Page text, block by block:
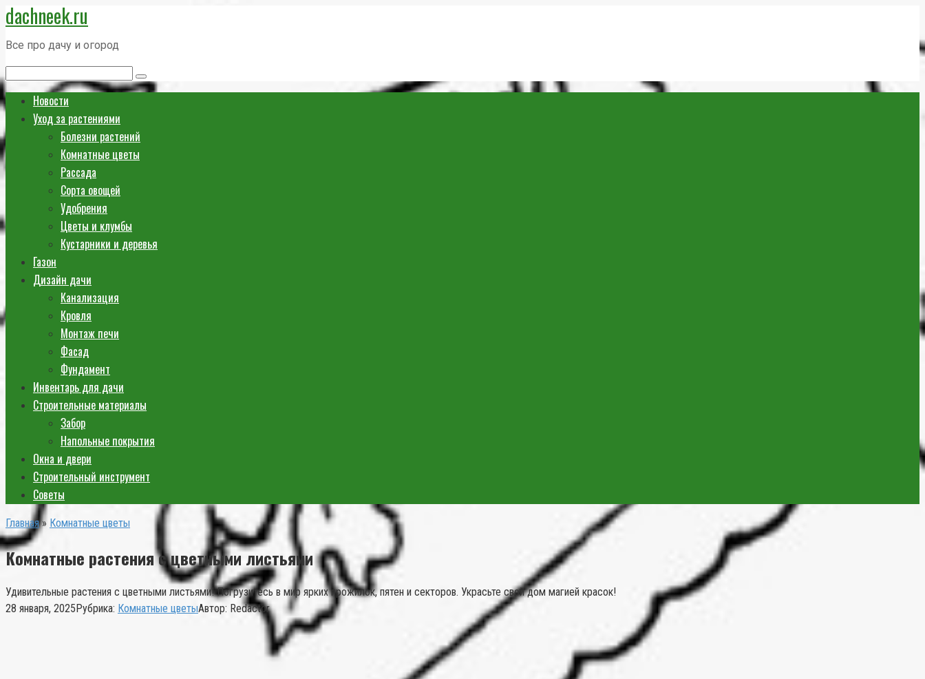
Перейти
к
контенту
dachneek.ru
Все про дачу и огород
Новости
Уход за растениями
Болезни растений
Комнатные цветы
Рассада
Сорта овощей
Удобрения
Цветы и клумбы
Кустарники и деревья
Газон
Дизайн дачи
Канализация
Кровля
Монтаж печи
Фасад
Фундамент
Инвентарь для дачи
Строительные материалы
Забор
Напольные покрытия
Окна и двери
Строительный инструмент
Советы
Главная » Комнатные цветы
Комнатные растения с цветными листьями
Удивительные растения с цветными листьями! Погрузитесь в мир ярких прожилок, пятен и секторов. Украсьте свой дом магией красок!
28 января, 2025Рубрика: Комнатные цветыАвтор: Redactor